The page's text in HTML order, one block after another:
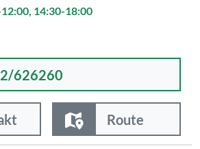
14:30-18:00
626260
Route